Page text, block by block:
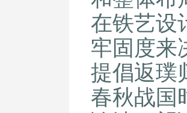
在铁艺设
牢固度来
提倡返璞
春秋战国